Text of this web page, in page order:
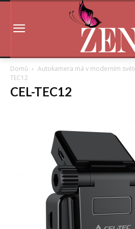
Domů Autokamera má v moderním
TEC12
CEL-TEC12